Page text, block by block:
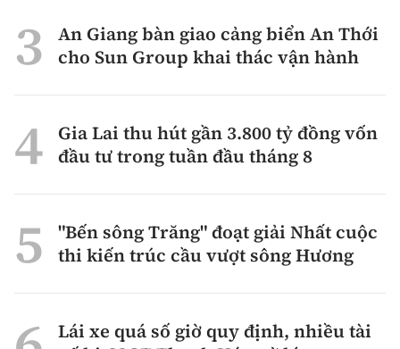
An Giang bàn giao cảng biển An Thới
cho Sun Group khai thác vận hành
Gia Lai thu hút gần 3.800 tỷ đồng vốn
đầu tư trong tuần đầu tháng 8
"Bến sông Trăng" đoạt giải Nhất cuộc
thi kiến trúc cầu vượt sông Hương
Lái xe quá số giờ quy định, nhiều tài